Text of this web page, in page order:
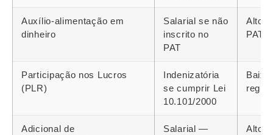
Auxílio-alimentação em
dinheiro
Salarial se não
inscrito no
PAT
Alto
PAT
Participação nos Lucros
(PLR)
Indenizatória
se cumprir Lei
10.101/2000
Adicional de
Salarial —
Alto